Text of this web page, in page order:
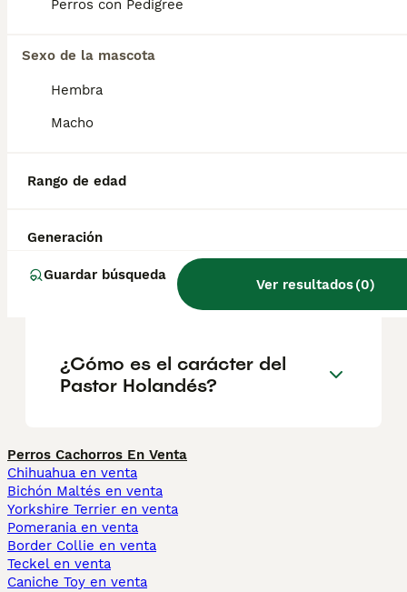
Perros con Pedigree
Sexo de la mascota
Hembra
Macho
Rango de edad
Generación
Guardar búsqueda
Ver resultados(0)
ideal para una familia activa que esté
¿Cómo saber si mi perro es
¿Cómo es el Pastor Holandés
¿Cuánto cuesta un cachorro
de Pastor Holandés?
¿Cómo es el carácter del
Pastor Holandés?
Perros Cachorros En Venta
Chihuahua en venta
Bichón Maltés en venta
Yorkshire Terrier en venta
Pomerania en venta
Border Collie en venta
Teckel en venta
Caniche Toy en venta